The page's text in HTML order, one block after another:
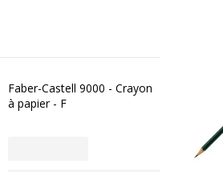
Faber-Castell 9000 - Crayon
à papier - F